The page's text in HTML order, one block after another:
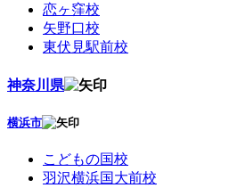
恋ヶ窪校
矢野口校
東伏見駅前校
神奈川県
横浜市
こどもの国校
羽沢横浜国大前校